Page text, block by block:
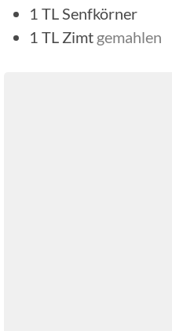
1 TL Senfkörner
1 TL Zimt gemahlen